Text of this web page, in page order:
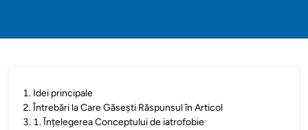
1. Idei principale
2.Întrebări la Care Găsești Răspunsul în Articol
3. 1. Înțelegerea Conceptului de iatrofobie